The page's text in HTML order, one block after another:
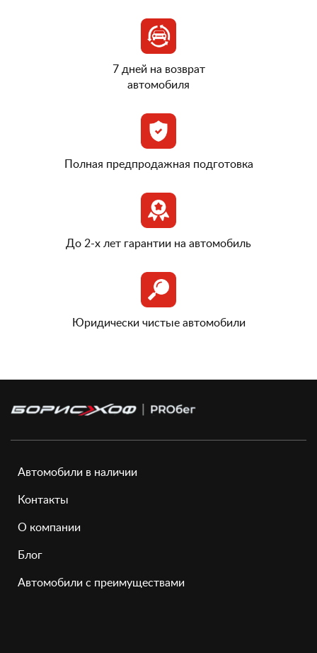
7 дней на возврат
автомобиля
Полная предпродажная подготовка
До 2-х лет гарантии на автомобиль
Юридически чистые автомобили
Автомобили в наличии
Контакты
О компании
Блог
Автомобили с преимуществами